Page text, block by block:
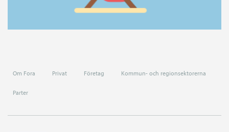
Om Fora Privat Företag Kommun- och regionsektorerna
Parter